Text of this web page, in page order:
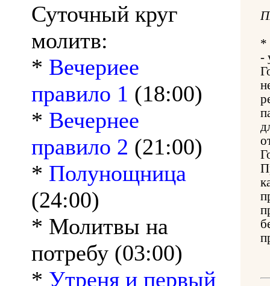
Суточный круг
молитв:
* Вечериее
правило 1 (18:00)
* Вечернее
правило 2 (21:00)
* Полунощница
(24:00)
* Молитвы на
потребу (03:00)
* Утреня и первый
*
-